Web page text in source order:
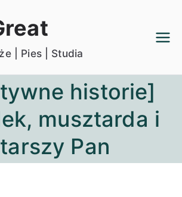
| Pies | Studia
historie]
musztarda i
Pan